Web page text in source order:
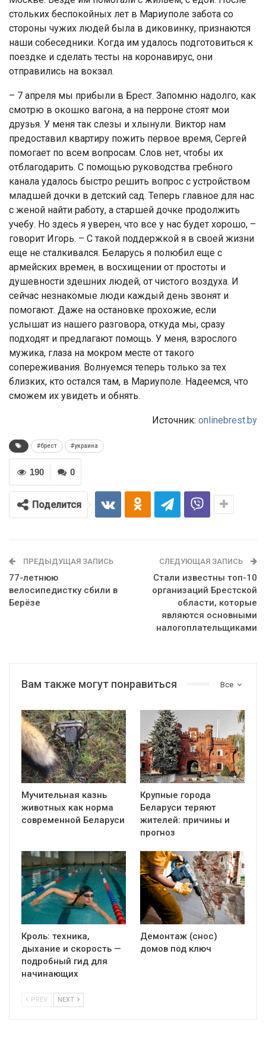
стольких беспокойных лет в Мариуполе забота со
стороны чужих людей была в диковинку, признаются
наши собеседники. Когда им удалось подготовиться к
поездке и сделать тесты на коронавирус, они
отправились на вокзал.
– 7 апреля мы прибыли в Брест. Запомню надолго, как
смотрю в окошко вагона, а на перроне стоят мои
друзья. У меня так слезы и хлынули. Виктор нам
предоставил квартиру пожить первое время, Сергей
помогает по всем вопросам. Слов нет, чтобы их
отблагодарить. С помощью руководства гребного
канала удалось быстро решить вопрос с устройством
младшей дочки в детский сад. Теперь главное для нас
с женой найти работу, а старшей дочке продолжить
учебу. Но здесь я уверен, что все у нас будет хорошо, –
говорит Игорь. – С такой поддержкой я в своей жизни
еще не сталкивался. Беларусь я полюбил еще с
армейских времен, в восхищении от простоты и
душевности здешних людей, от чистого воздуха. И
сейчас незнакомые люди каждый день звонят и
помогают. Даже на остановке прохожие, если
услышат из нашего разговора, откуда мы, сразу
подходят и предлагают помощь. У меня, взрослого
мужика, глаза на мокром месте от такого
сопереживания. Волнуемся теперь только за тех
близких, кто остался там, в Мариуполе. Надеемся, что
сможем их увидеть и обнять.
Источник: onlinebrest.by
#брест #украина
0
190
Поделится
ПРЕДЫДУЩАЯ ЗАПИСЬ
77-летнюю
велосипедистку сбили в
Берёзе
СЛЕДУЮЩАЯ ЗАПИСЬ
Стали известны топ-10
организаций Брестской
области, которые
являются основными
налогоплательщиками
Все
Вам также могут понравиться
Мучительная казнь
животных как норма
современной Беларуси
Крупные города
Беларуси теряют
жителей: причины и
прогноз
Кроль: техника,
дыхание и скорость —
подробный гид для
начинающих
Демонтаж (снос)
домов под ключ
PREV NEXT